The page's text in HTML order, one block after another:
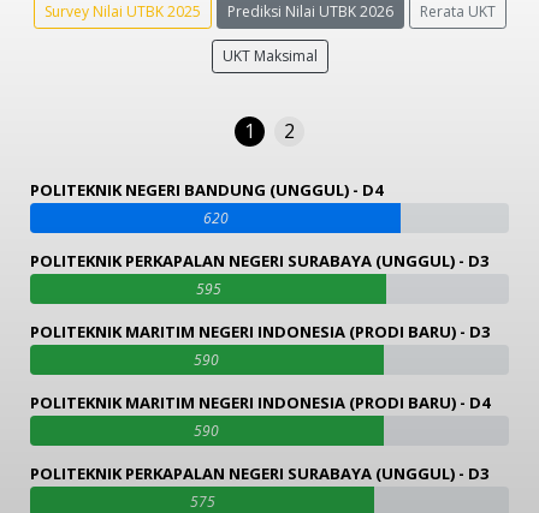
Survey Nilai UTBK 2025 Prediksi Nilai UTBK 2026 Rerata UKT
UKT Maksimal
1 2
POLITEKNIK NEGERI BANDUNG (UNGGUL) - D4
620
POLITEKNIK PERKAPALAN NEGERI SURABAYA (UNGGUL) - D3
595
POLITEKNIK MARITIM NEGERI INDONESIA (PRODI BARU) - D3
590
POLITEKNIK MARITIM NEGERI INDONESIA (PRODI BARU) - D4
590
POLITEKNIK PERKAPALAN NEGERI SURABAYA (UNGGUL) - D3
575